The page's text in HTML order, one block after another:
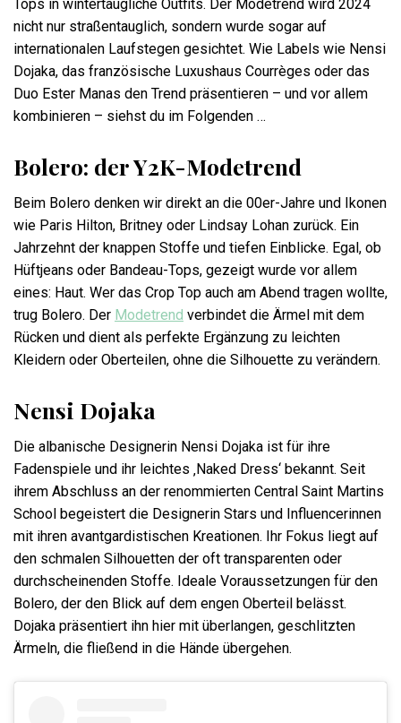
Tops in wintertaugliche Outfits. Der Modetrend wird 2024
nicht nur straßentauglich, sondern wurde sogar auf
internationalen Laufstegen gesichtet. Wie Labels wie Nensi
Dojaka, das französische Luxushaus Courrèges oder das
Duo Ester Manas den Trend präsentieren – und vor allem
kombinieren – siehst du im Folgenden …
Bolero: der Y2K-Modetrend
Beim Bolero denken wir direkt an die 00er-Jahre und Ikonen
wie Paris Hilton, Britney oder Lindsay Lohan zurück. Ein
Jahrzehnt der knappen Stoffe und tiefen Einblicke. Egal, ob
Hüftjeans oder Bandeau-Tops, gezeigt wurde vor allem
eines: Haut. Wer das Crop Top auch am Abend tragen wollte,
trug Bolero. Der Modetrend verbindet die Ärmel mit dem
Rücken und dient als perfekte Ergänzung zu leichten
Kleidern oder Oberteilen, ohne die Silhouette zu verändern.
Nensi Dojaka
Die albanische Designerin Nensi Dojaka ist für ihre
Fadenspiele und ihr leichtes ‚Naked Dress‘ bekannt. Seit
ihrem Abschluss an der renommierten Central Saint Martins
School begeistert die Designerin Stars und Influencerinnen
mit ihren avantgardistischen Kreationen. Ihr Fokus liegt auf
den schmalen Silhouetten der oft transparenten oder
durchscheinenden Stoffe. Ideale Voraussetzungen für den
Bolero, der den Blick auf dem engen Oberteil belässt.
Dojaka präsentiert ihn hier mit überlangen, geschlitzten
Ärmeln, die fließend in die Hände übergehen.